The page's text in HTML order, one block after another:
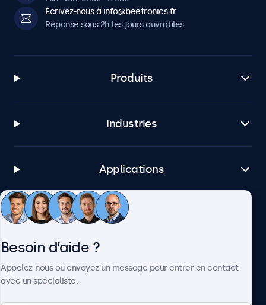
Écrivez-nous à info@beetronics.fr
Réponse sous 2h les jours ouvrables
Produits
Industries
Applications
Service client
Besoin d’aide ?
Appelez-nous ou envoyez un message pour entrer en contact
avec un spécialiste.